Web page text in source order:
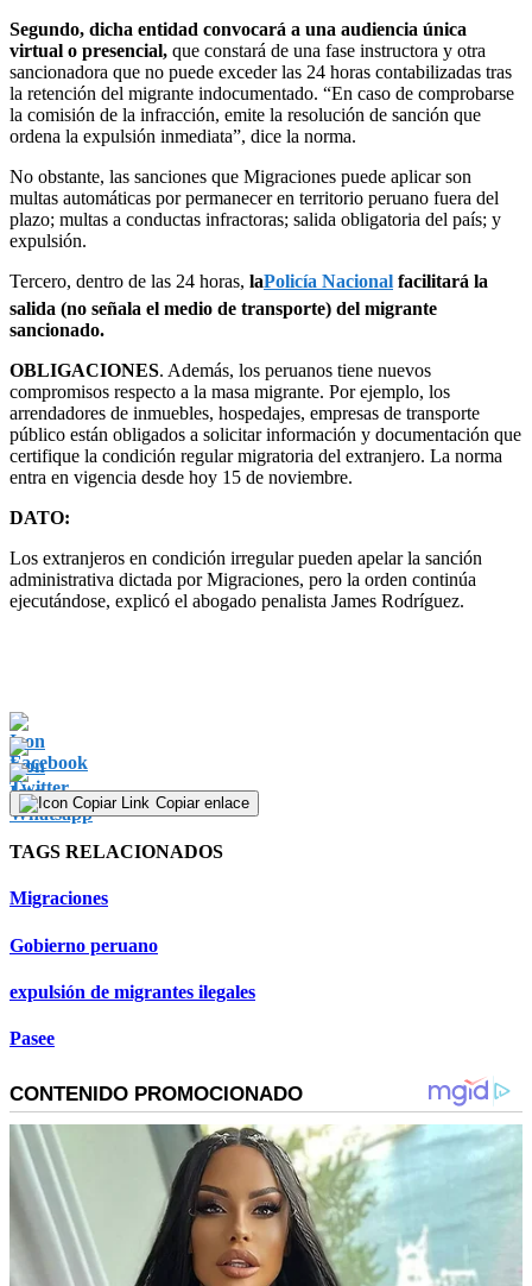
Segundo, dicha entidad convocará a una audiencia única
virtual o presencial, que constará de una fase instructora y otra
sancionadora que no puede exceder las 24 horas contabilizadas tras
la retención del migrante indocumentado. “En caso de comprobarse
la comisión de la infracción, emite la resolución de sanción que
ordena la expulsión inmediata”, dice la norma.
No obstante, las sanciones que Migraciones puede aplicar son
multas automáticas por permanecer en territorio peruano fuera del
plazo; multas a conductas infractoras; salida obligatoria del país; y
expulsión.
Tercero, dentro de las 24 horas, laPolicía Nacional facilitará la
salida (no señala el medio de transporte) del migrante
sancionado.
OBLIGACIONES. Además, los peruanos tiene nuevos
compromisos respecto a la masa migrante. Por ejemplo, los
arrendadores de inmuebles, hospedajes, empresas de transporte
público están obligados a solicitar información y documentación que
certifique la condición regular migratoria del extranjero. La norma
entra en vigencia desde hoy 15 de noviembre.
DATO:
Los extranjeros en condición irregular pueden apelar la sanción
administrativa dictada por Migraciones, pero la orden continúa
ejecutándose, explicó el abogado penalista James Rodríguez.
Copiar enlace
TAGS RELACIONADOS
Migraciones
Gobierno peruano
expulsión de migrantes ilegales
Pasee